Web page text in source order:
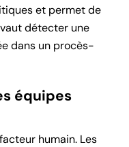
et permet de
détecter une
dans un procès-
équipes
humain. Les